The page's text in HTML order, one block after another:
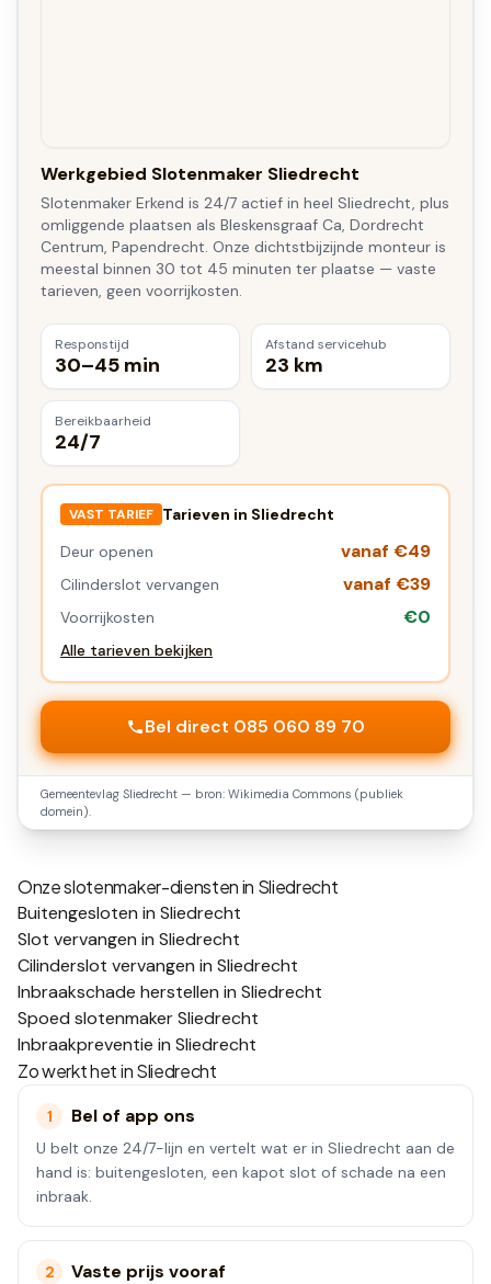
Werkgebied Slotenmaker Sliedrecht
Slotenmaker Erkend is 24/7 actief in heel Sliedrecht, plus
omliggende plaatsen als Bleskensgraaf Ca, Dordrecht
Centrum, Papendrecht. Onze dichtstbijzijnde monteur is
meestal binnen 30 tot 45 minuten ter plaatse — vaste
tarieven, geen voorrijkosten.
Responstijd
30–45 min
Afstand servicehub
23 km
Bereikbaarheid
24/7
VAST TARIEF Tarieven in Sliedrecht
Deur openen
vanaf €49
Cilinderslot vervangen vanaf €39
Voorrijkosten €0
Alle tarieven bekijken
Bel direct 085 060 89 70
Gemeentevlag Sliedrecht — bron: Wikimedia Commons (publiek
domein).
Onze slotenmaker-diensten in Sliedrecht
Buitengesloten in Sliedrecht
Slot vervangen in Sliedrecht
Cilinderslot vervangen in Sliedrecht
Inbraakschade herstellen in Sliedrecht
Spoed slotenmaker Sliedrecht
Inbraakpreventie in Sliedrecht
Zo werkt het inSliedrecht
1 Bel of app ons
U belt onze 24/7-lijn en vertelt wat er in Sliedrecht aan de
hand is: buitengesloten, een kapot slot of schade na een
inbraak.
2 Vaste prijs vooraf